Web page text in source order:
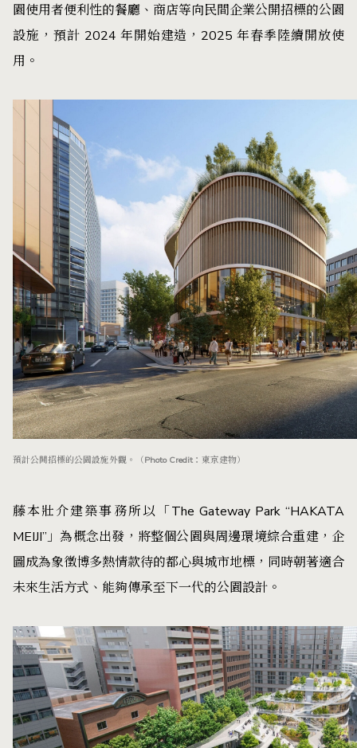
園使用者便利性的餐廳、商店等向民間企業公開招標的公園
設施，預計 2024 年開始建造，2025 年春季陸續開放使
用。
預計公開招標的公園設施外觀。（Photo Credit：東京建物）
藤本壯介建築事務所以「The Gateway Park “HAKATA
MEIJI”」為概念出發，將整個公園與周邊環境綜合重建，企
圖成為象徵博多熱情款待的都心與城市地標，同時朝著適合
未來生活方式、能夠傳承至下一代的公園設計。